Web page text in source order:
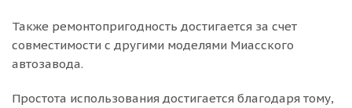
Также ремонтопригодность достигается за счет
совместимости с другими моделями Миасского
автозавода.
Простота использования достигается благодаря тому,